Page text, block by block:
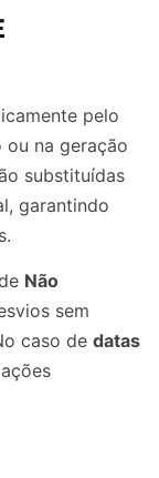
pelo
na geração
substituídas
garantindo
Não
sem
caso de datas